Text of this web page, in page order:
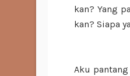
kan? Yang
kan? Siapa
Aku